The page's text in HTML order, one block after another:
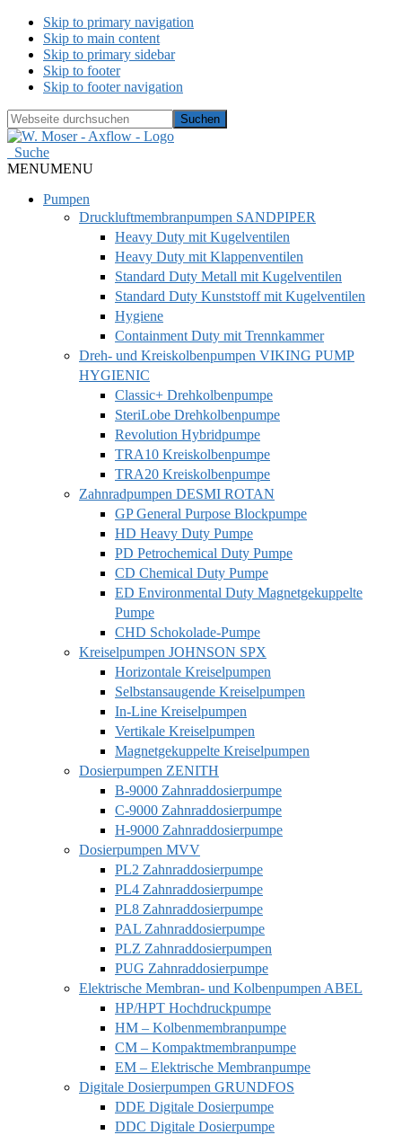
Skip to primary navigation
Skip to main content
Skip to primary sidebar
Skip to footer
Skip to footer navigation
Webseite
durchsuchen
Hide
Search
Suche
MENUMENU
Pumpen
Druckluftmembranpumpen SANDPIPER
Heavy Duty mit Kugelventilen
Heavy Duty mit Klappenventilen
Standard Duty Metall mit Kugelventilen
Standard Duty Kunststoff mit Kugelventilen
Hygiene
Containment Duty mit Trennkammer
Dreh- und Kreiskolbenpumpen VIKING PUMP
HYGIENIC
Classic+ Drehkolbenpumpe
SteriLobe Drehkolbenpumpe
Revolution Hybridpumpe
TRA10 Kreiskolbenpumpe
TRA20 Kreiskolbenpumpe
Zahnradpumpen DESMI ROTAN
GP General Purpose Blockpumpe
HD Heavy Duty Pumpe
PD Petrochemical Duty Pumpe
CD Chemical Duty Pumpe
ED Environmental Duty Magnetgekuppelte
Pumpe
CHD Schokolade-Pumpe
Kreiselpumpen JOHNSON SPX
Horizontale Kreiselpumpen
Selbstansaugende Kreiselpumpen
In-Line Kreiselpumpen
Vertikale Kreiselpumpen
Magnetgekuppelte Kreiselpumpen
Dosierpumpen ZENITH
B-9000 Zahnraddosierpumpe
C-9000 Zahnraddosierpumpe
H-9000 Zahnraddosierpumpe
Dosierpumpen MVV
PL2 Zahnraddosierpumpe
PL4 Zahnraddosierpumpe
PL8 Zahnraddosierpumpe
PAL Zahnraddosierpumpe
PLZ Zahnraddosierpumpen
PUG Zahnraddosierpumpe
Elektrische Membran- und Kolbenpumpen ABEL
HP/HPT Hochdruckpumpe
HM – Kolbenmembranpumpe
CM – Kompaktmembranpumpe
EM – Elektrische Membranpumpe
Digitale Dosierpumpen GRUNDFOS
DDE Digitale Dosierpumpe
DDC Digitale Dosierpumpe